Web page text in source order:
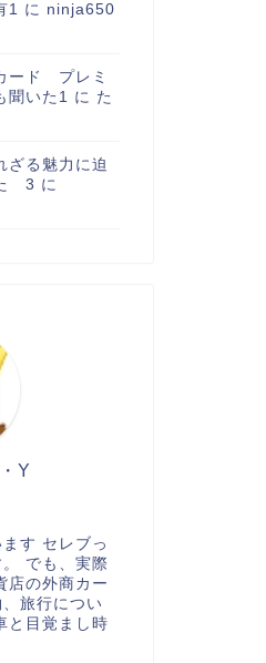
1 に ninja650
ード プレミ
聞いた1 に た
ざる魅力に迫
3 に
Y
す セレブっ
でも、実際
店の外商カー
、旅行につい
と目覚まし時